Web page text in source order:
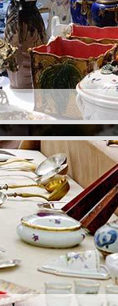
Antiquaire 79